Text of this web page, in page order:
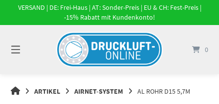
Springe
Inhalt
VERSAND | DE: Frei-Haus | AT: Sonder-Preis | EU & CH: Fest-Preis |
-15% Rabatt mit Kundenkonto!
0
DRUCKLUFT-
ARTIKEL AIRNET-SYSTEM AL ROHR D15 5,7M